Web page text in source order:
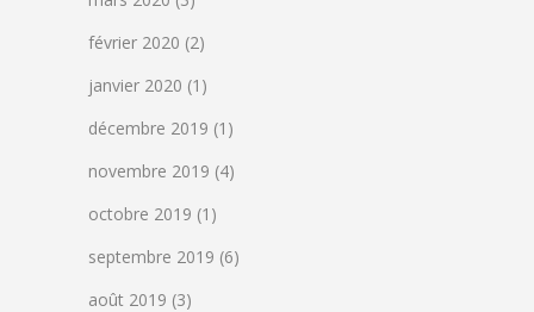
février 2020 (2)
janvier 2020 (1)
décembre 2019 (1)
novembre 2019 (4)
octobre 2019 (1)
septembre 2019 (6)
août 2019 (3)